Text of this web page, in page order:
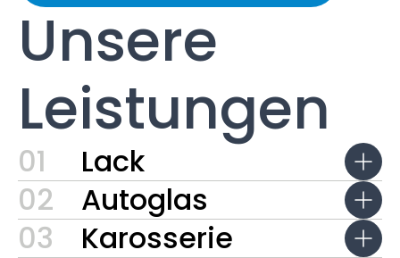
Unsere
Leistungen
01
Lack
02
Autoglas
03
Karosserie